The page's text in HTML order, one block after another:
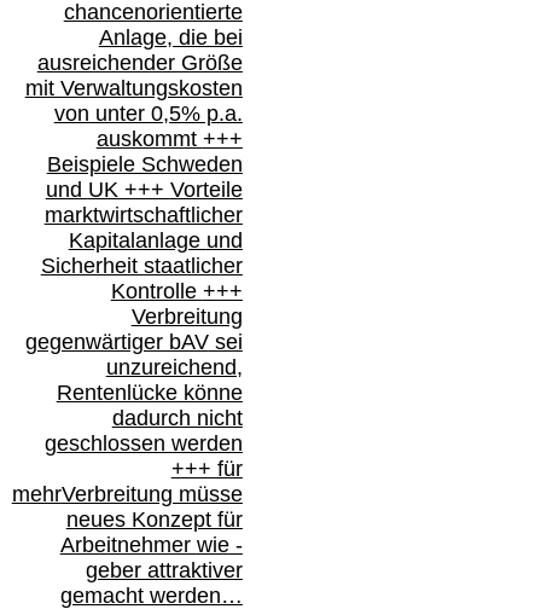
chancenorientierte
Anlage, die bei
ausreichender Größe
mit Verwaltungskosten
von unter 0,5% p.a.
auskommt +++
Beispiele Schweden
und UK +++ Vorteile
marktwirtschaftlicher
Kapitalanlage und
Sicherheit staatlicher
Kontrolle +++
Verbreitung
gegenwärtiger bAVsei
unzureichend,
Rentenlücke könne
dadurch nicht
geschlossen werden
+++ für
mehrVerbreitung müsse
neues Konzept für
Arbeitnehmer wie-
geber attraktiver
gemacht werden…